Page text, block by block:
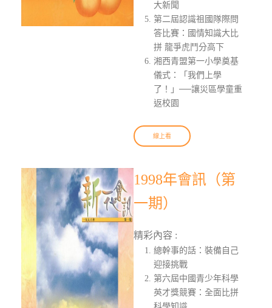
大新聞
第二屆認識祖國隊際問
答比賽：國情知識大比
拼 龍爭虎鬥分高下
湘西青盟第一小學奠基
儀式：「我們上學
了！」──讓災區學童重
返校園
線上看
1998年會訊（第
一期）
精彩內容 :
總幹事的話：裝備自己
迎接挑戰
第六屆中國青少年科學
英才獎競賽：全面比拼